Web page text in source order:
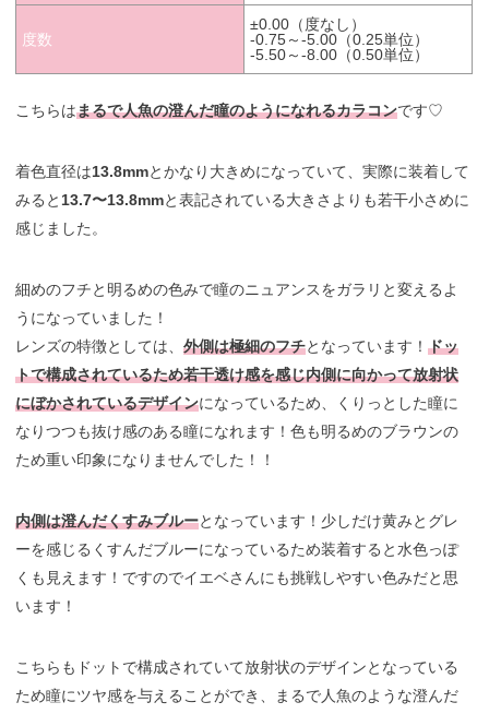
度数
±0.00（度なし）
-0.75～-5.00（0.25単位）
-5.50～-8.00（0.50単位）
こちらはまるで人魚の澄んだ瞳のようになれるカラコンです♡
着色直径は13.8mmとかなり大きめになっていて、実際に装着して
みると 13.7〜13.8mmと表記されている大きさよりも若干小さめに
感じました。
細めのフチと明るめの色みで瞳のニュアンスをガラリと変えるよ
うになっていました！
レンズの特徴としては、外側は極細のフチとなっています！ドッ
トで構成されているため若干透け感を感じ内側に向かって放射状
にぼかされているデザインになっているため、くりっとした瞳に
なりつつも抜け感のある瞳になれます！色も明るめのブラウンの
ため重い印象になりませんでした！！
内側は澄んだくすみブルーとなっています！少しだけ黄みとグレ
ーを感じるくすんだブルーになっているため装着すると水色っぽ
くも見えます！ですのでイエベさんにも挑戦しやすい色みだと思
います！
こちらもドットで構成されていて放射状のデザインとなっている
ため瞳にツヤ感を与えることができ、まるで人魚のような澄んだ